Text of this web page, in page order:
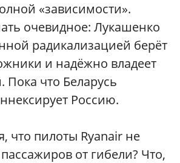
«зависимости».
очевидное: Лукашенко
радикализацией берёт
и надёжно владеет
Пока что Беларусь
Россию.
что пилоты Ryanair не
от гибели? Что,